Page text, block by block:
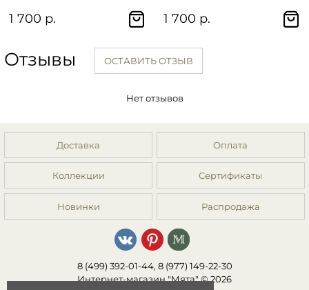
1 700 р. 1 700 р.
Отзывы ОСТАВИТЬ ОТЗЫВ
Нет отзывов
Доставка Оплата
Коллекции Сертификаты
Новинки Распродажа
8 (499) 392-01-44, 8 (977) 149-22-30
Интернет-магазин "Мята" © 2026